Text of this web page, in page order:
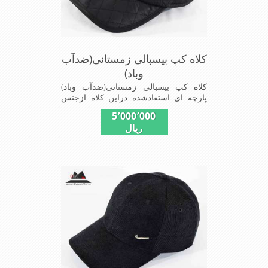
کلاه کپ بیسبالی زمستانی(ضدآب
وباد)
کلاه کپ بیسبالی زمستانی(ضدآب وباد)
پارچه ای استفادشده دراین کلاه ازجنس
ازجنس شمعی برای دوخت کاپشن بارانی
استفاده می شودبا آستر ضخیم که مناسب
عالی,دوخت مناسب,سبکی, خوش فرمی
ازدیگرخصوصیات این کلاه می باشند
5٬000٬000
ریال